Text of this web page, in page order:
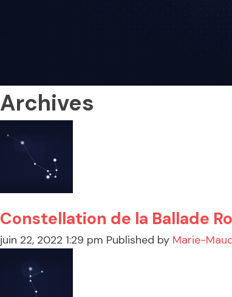
Archives
Constellation de la Ballade
juin 22, 2022 1:29 pm Published by Marie-